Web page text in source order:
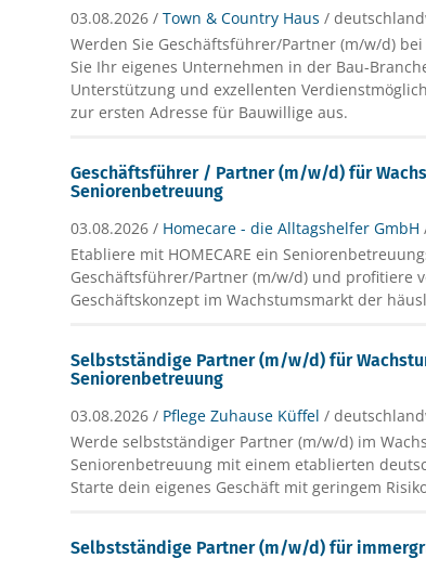
03.08.2026 /Town & Country Haus /
Werden Sie Geschäftsführer/Partner (m/w/d)
Sie Ihr eigenes Unternehmen in der Bau-
Unterstützung und exzellenten
zur ersten Adresse für Bauwillige aus.
Geschäftsführer / Partner (m/w/d) für
Seniorenbetreuung
03.08.2026 / Homecare - die Alltagshelfer GmbH
Etabliere mit HOMECARE ein
Geschäftsführer/Partner (m/w/d) und profitiere
Geschäftskonzept im Wachstumsmarkt der
Selbstständige Partner (m/w/d) für
Seniorenbetreuung
03.08.2026 / Pflege Zuhause Küffel /
Werde selbstständiger Partner (m/w/d) im
Seniorenbetreuung mit einem etablierten
Starte dein eigenes Geschäft mit geringem
Selbstständige Partner (m/w/d) für